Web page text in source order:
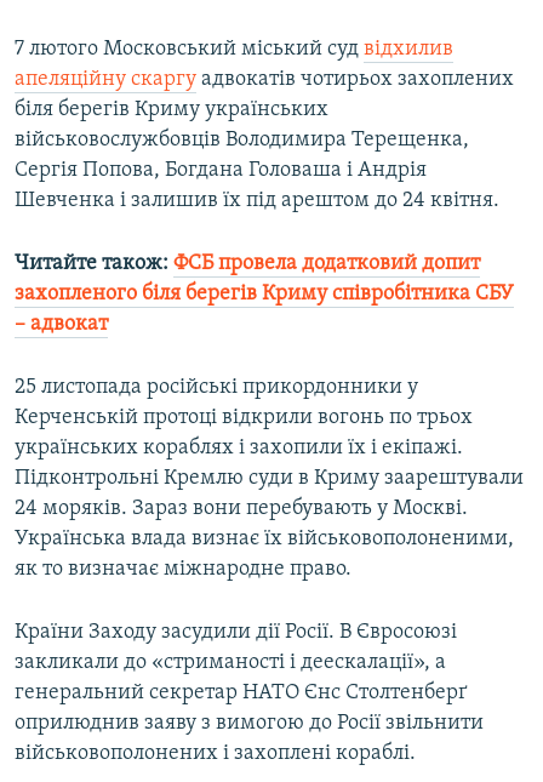
7 лютого Московський міський суд відхилив
апеляційну скаргу адвокатів чотирьох захоплених
біля берегів Криму українських
військовослужбовців Володимира Терещенка,
Сергія Попова, Богдана Головаша і Андрія
Шевченка і залишив їх під арештом до 24 квітня.
Читайте також: ФСБ провела додатковий допит
захопленого біля берегів Криму співробітника СБУ
– адвокат
25 листопада російські прикордонники у
Керченській протоці відкрили вогонь по трьох
українських кораблях і захопили їх і екіпажі.
Підконтрольні Кремлю суди в Криму заарештували
24 моряків. Зараз вони перебувають у Москві.
Українська влада визнає їх військовополоненими,
як то визначає міжнародне право.
Країни Заходу засудили дії Росії. В Євросоюзі
закликали до «стриманості і деескалації», а
генеральний секретар НАТО Єнс Столтенберґ
оприлюднив заяву з вимогою до Росії звільнити
військовополонених і захоплені кораблі.